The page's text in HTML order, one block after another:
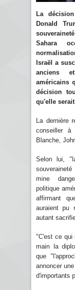
La
Donald
Sahara
Israël a
anciens
américains
décision
qu'elle
La dernière
conseiller à
Blanche,
Selon lui,
mine
politique
affirmant
auraient pu
autant
"C'est ce qui
main la
que
annoncer
d'importants